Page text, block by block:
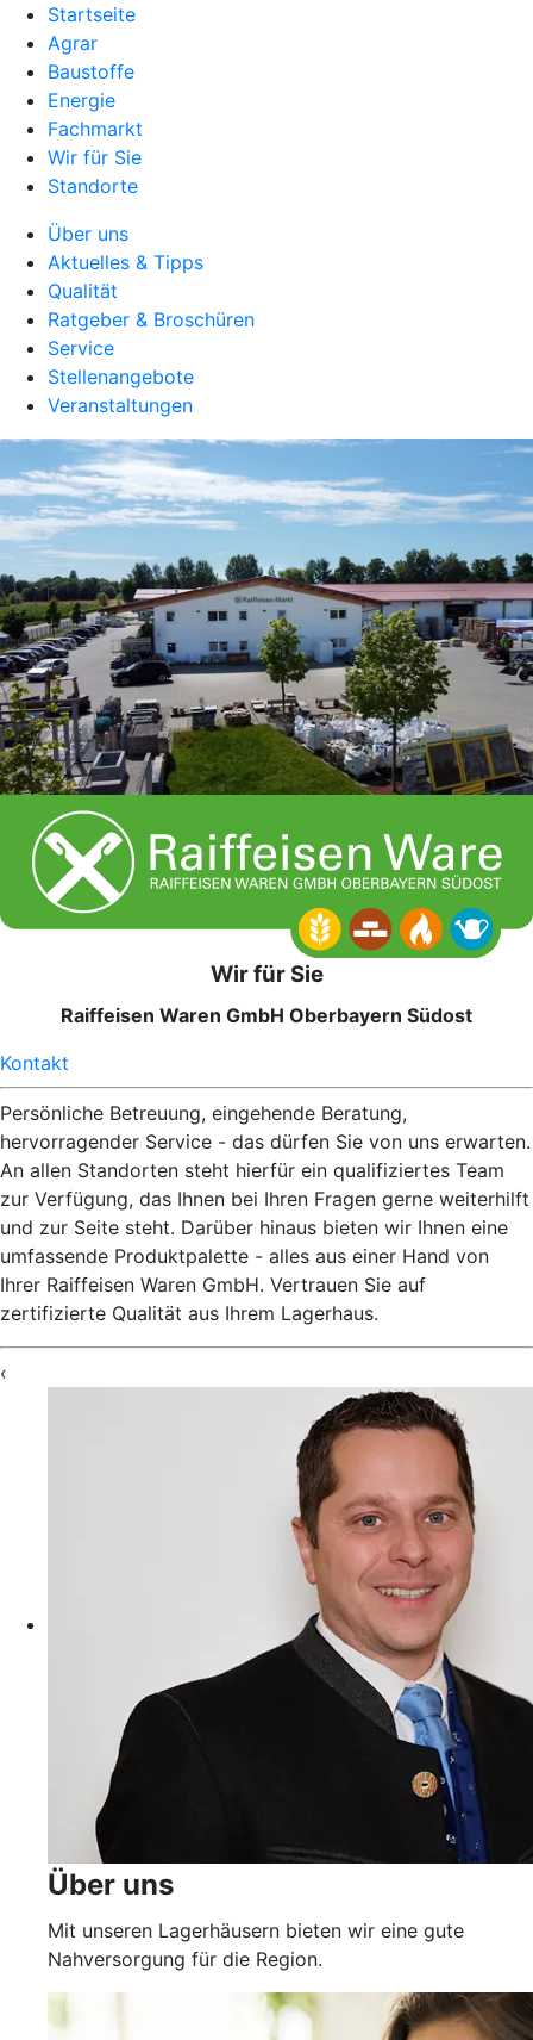
Startseite
Agrar
Baustoffe
Energie
Fachmarkt
Wir für Sie
Standorte
Über uns
Aktuelles & Tipps
Qualität
Ratgeber & Broschüren
Service
Stellenangebote
Veranstaltungen
Wir für Sie
Raiffeisen Waren GmbH Oberbayern Südost
Kontakt
Persönliche Betreuung, eingehende Beratung,
hervorragender Service - das dürfen Sie von uns erwarten.
An allen Standorten steht hierfür ein qualifiziertes Team
zur Verfügung, das Ihnen bei Ihren Fragen gerne weiterhilft
und zur Seite steht. Darüber hinaus bieten wir Ihnen eine
umfassende Produktpalette - alles aus einer Hand von
Ihrer Raiffeisen Waren GmbH. Vertrauen Sie auf
zertifizierte Qualität aus Ihrem Lagerhaus.
‹
Über uns
Mit unseren Lagerhäusern bieten wir eine gute
Nahversorgung für die Region.